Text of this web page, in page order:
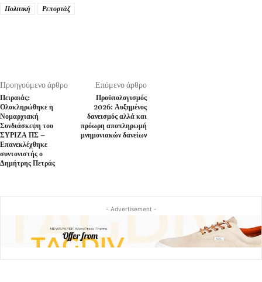
Πολιτική Ρεπορτάζ
Προηγούμενο άρθρο
Πειραιάς:
Ολοκληρώθηκε η
Νομαρχιακή
Συνδιάσκεψη του
ΣΥΡΙΖΑ ΠΣ –
Επανεκλέχθηκε
συντονιστής ο
Δημήτρης Πετράς
Επόμενο άρθρο
Προϋπολογισμός
2026: Αυξημένος
δανεισμός αλλά και
πρόωρη αποπληρωμή
μνημονιακών δανείων
- Advertisement -